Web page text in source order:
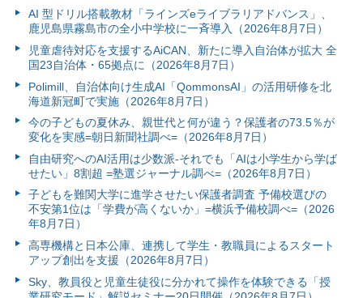
AI 型ドリル搭載教材「ラインズeライブラリアドバンス」、
鹿児島県霧島市の全小中学校に一斉導入（2026年8月7日）
児童虐待対応を支援するAiCAN、新たに導入自治体が拡大 全
国23自治体・65拠点に（2026年8月7日）
Polimill、自治体向け生成AI「QommonsAI」の活用研修を北
海道新冠町で実施（2026年8月7日）
今の子どもの夏休み、親世代と何が違う？保護者の73.5％が
変化を実感=朝日新聞社調べ=（2026年8月7日）
自由研究へのAI活用は少数派-それでも「AIは小学生から学ば
せたい」8割超 =塾選ジャーナル調べ=（2026年8月7日）
子どもを難関大学に進学させたい保護者調査 予備校選びの
不安第1位は「学費が高くないか」=横浜予備校調べ=（2026
年8月7日）
高専機構と日本公庫、連携して学生・教職員によるスタート
アップ創出を支援（2026年8月7日）
Sky、教員役と児童生徒役に分かれて操作を体験できる「授